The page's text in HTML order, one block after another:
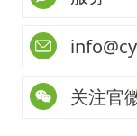
关注官